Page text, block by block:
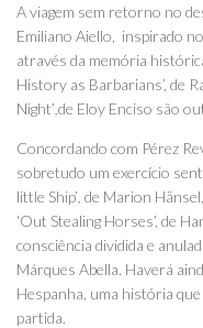
A viagem sem retorno no
Emiliano Aiello, inspirado
através da memória
History as Barbarians’, de
Night’ de Eloy Enciso são
Concordando com Pérez
sobretudo um exercício
little Ship’ de Marion
‘Out Stealing Horses’, de
consciência dividida e
Márques Abella. Haverá
Hespanha, uma história
partida.